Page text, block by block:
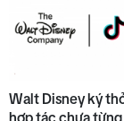
Walt Disney ký